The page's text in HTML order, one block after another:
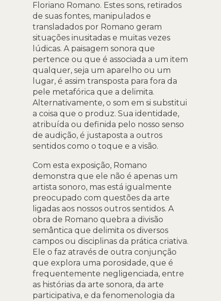
Floriano Romano. Estes sons, retirados
de suas fontes, manipulados e
transladados por Romano geram
situações inusitadas e muitas vezes
lúdicas. A paisagem sonora que
pertence ou que é associada a um item
qualquer, seja um aparelho ou um
lugar, é assim transposta para fora da
pele metafórica que a delimita.
Alternativamente, o som em si substitui
a coisa que o produz. Sua identidade,
atribuída ou definida pelo nosso senso
de audição, é justaposta a outros
sentidos como o toque e a visão.
Com esta exposição, Romano
demonstra que ele não é apenas um
artista sonoro, mas está igualmente
preocupado com questões da arte
ligadas aos nossos outros sentidos. A
obra de Romano quebra a divisão
semântica que delimita os diversos
campos ou disciplinas da prática criativa.
Ele o faz através de outra conjunção
que explora uma porosidade, que é
frequentemente negligenciada, entre
as histórias da arte sonora, da arte
participativa, e da fenomenologia da